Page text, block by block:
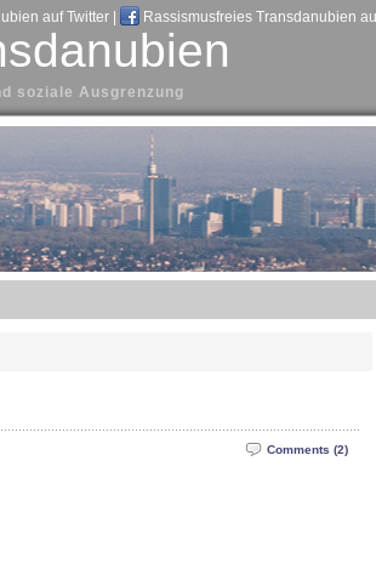
auf Twitter Rassismusfreies Transdanubien
soziale Ausgrenzung
Comments (2)